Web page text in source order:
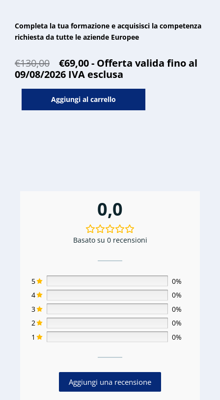
Completa la tua formazione e acquisisci la competenza
richiesta da tutte le aziende Europee
€130,00
Il
prezzo
era:
€130,00.
€69,00- Offerta valida fino al
09/08/2026
Il
prezzo
è:
€69,00.
IVA esclusa
Aggiungi al carrello
0,0
Basato su 0 recensioni
5
0%
4
0%
3
0%
2
0%
1
0%
Aggiungi una recensione